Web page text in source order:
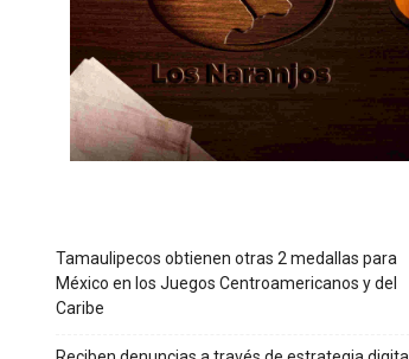
Tamaulipecos obtienen otras 2 medallas para
México en los Juegos Centroamericanos y del
Caribe